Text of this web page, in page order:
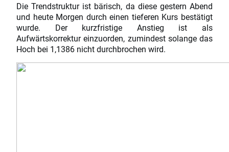
Die Trendstruktur ist bärisch, da diese gestern Abend
und heute Morgen durch einen tieferen Kurs bestätigt
wurde. Der kurzfristige Anstieg ist als
Aufwärtskorrektur einzuorden, zumindest solange das
Hoch bei 1,1386 nicht durchbrochen wird.